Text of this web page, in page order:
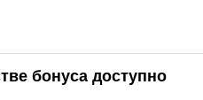
бонуса доступно